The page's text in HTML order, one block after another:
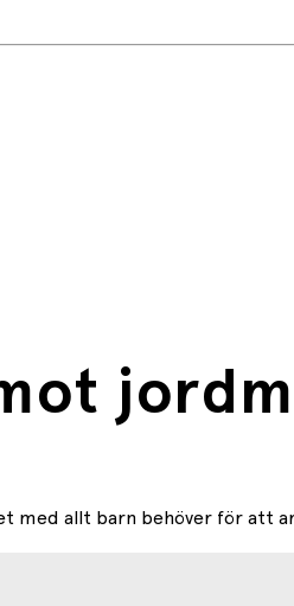
med allt barn behöver för att